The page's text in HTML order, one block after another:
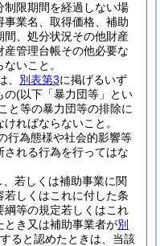
制限期間を経過しない場
業名、取得価格、補助
、処分状況その他財産
管理台帳その他必要な
いこと。
、 別表第3に掲げるいず
の(以下「暴力団等」とい
と等の暴力団等の排除に
ればならないこと。
行為態様や社会的影響等
れる行為を行ってはな
若しくは補助事業に関
若しくはこれに付した条
等の規定若しくはこれ
とき又は補助事業者が別
ると認めたときは、当該